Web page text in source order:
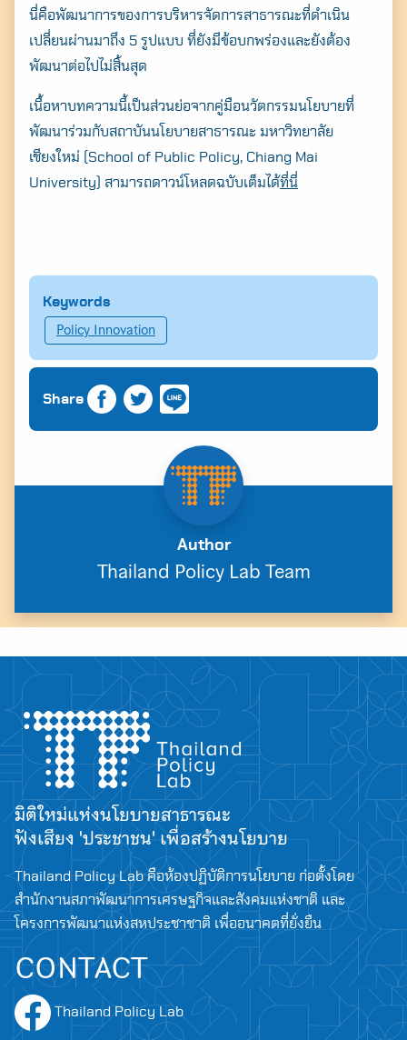
นี่คือพัฒนาการของการบริหารจัดการสาธารณะที่ดำเนิน
เปลี่ยนผ่านมาถึง 5 รูปแบบ ที่ยังมีข้อบกพร่องและยังต้อง
พัฒนาต่อไปไม่สิ้นสุด
เนื้อหาบทความนี้เป็นส่วนย่อจากคู่มือนวัตกรรมนโยบายที่
พัฒนาร่วมกับสถาบันนโยบายสาธารณะ มหาวิทยาลัย
เชียงใหม่ (School of Public Policy, Chiang Mai
University) สามารถดาวน์โหลดฉบับเต็มได้ที่นี่
Keywords
Policy Innovation
Share
Author
Thailand Policy Lab Team
มิติใหม่แห่งนโยบายสาธารณะ
ฟังเสียง 'ประชาชน' เพื่อสร้างนโยบาย
Thailand Policy Lab คือห้องปฏิบัติการนโยบาย ก่อตั้งโดย
สำนักงานสภาพัฒนาการเศรษฐกิจและสังคมแห่งชาติ และ
โครงการพัฒนาแห่งสหประชาชาติ เพื่ออนาคตที่ยั่งยืน
CONTACT
Thailand Policy Lab